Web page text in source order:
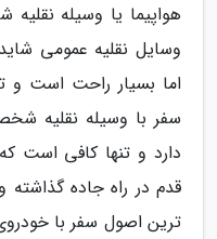
هواپیما یا وسیله
وسایل نقلیه عمومی
اما بسیار راحت است و
سفر با وسیله نقلیه
دارد و تنها کافی است
قدم در راه جاده
ترین اصول سفر با